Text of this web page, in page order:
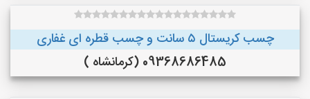
چسب کریستال ۵ سانت و چسب قطره ای غفاری
09368686485 (کرمانشاه )